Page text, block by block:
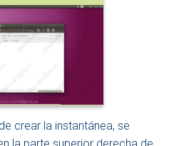
crear la instantánea, se